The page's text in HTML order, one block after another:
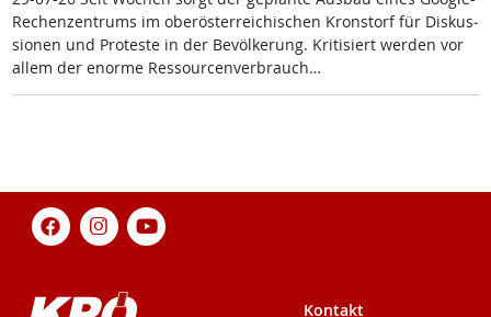
Re­chen­zen­trums im ober­ös­t­er­rei­chi­schen Kron­s­torf für Dis­kus­
sio­nen und Pro­tes­te in der Be­völ­ke­rung. Kri­ti­siert wer­den vor
al­lem der enor­me Res­sour­cen­ver­brauch…
Kontakt